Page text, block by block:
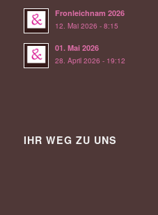
Fronleichnam 2026
12. Mai 2026 - 8:15
01. Mai 2026
28. April 2026 - 19:12
IHR WEG ZU UNS